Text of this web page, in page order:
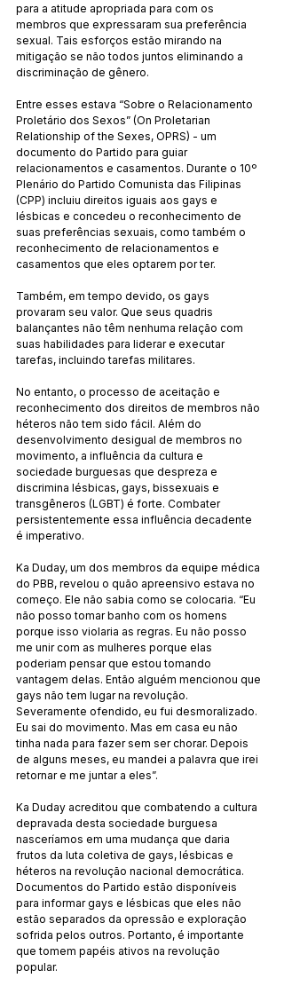
para a atitude apropriada para com os
membros que expressaram sua preferência
sexual. Tais esforços estão mirando na
mitigação se não todos juntos eliminando a
discriminação de gênero.
Entre esses estava “Sobre o Relacionamento
Proletário dos Sexos” (On Proletarian
Relationship of the Sexes, OPRS) - um
documento do Partido para guiar
relacionamentos e casamentos. Durante o 10º
Plenário do Partido Comunista das Filipinas
(CPP) incluiu direitos iguais aos gays e
lésbicas e concedeu o reconhecimento de
suas preferências sexuais, como também o
reconhecimento de relacionamentos e
casamentos que eles optarem por ter.
Também, em tempo devido, os gays
provaram seu valor. Que seus quadris
balançantes não têm nenhuma relação com
suas habilidades para liderar e executar
tarefas, incluindo tarefas militares.
No entanto, o processo de aceitação e
reconhecimento dos direitos de membros não
héteros não tem sido fácil. Além do
desenvolvimento desigual de membros no
movimento, a influência da cultura e
sociedade burguesas que despreza e
discrimina lésbicas, gays, bissexuais e
transgêneros (LGBT) é forte. Combater
persistentemente essa influência decadente
é imperativo.
Ka Duday, um dos membros da equipe médica
do PBB, revelou o quão apreensivo estava no
começo. Ele não sabia como se colocaria. “Eu
não posso tomar banho com os homens
porque isso violaria as regras. Eu não posso
me unir com as mulheres porque elas
poderiam pensar que estou tomando
vantagem delas. Então alguém mencionou que
gays não tem lugar na revolução.
Severamente ofendido, eu fui desmoralizado.
Eu sai do movimento. Mas em casa eu não
tinha nada para fazer sem ser chorar. Depois
de alguns meses, eu mandei a palavra que irei
retornar e me juntar a eles”.
Ka Duday acreditou que combatendo a cultura
depravada desta sociedade burguesa
nasceríamos em uma mudança que daria
frutos da luta coletiva de gays, lésbicas e
héteros na revolução nacional democrática.
Documentos do Partido estão disponíveis
para informar gays e lésbicas que eles não
estão separados da opressão e exploração
sofrida pelos outros. Portanto, é importante
que tomem papéis ativos na revolução
popular.